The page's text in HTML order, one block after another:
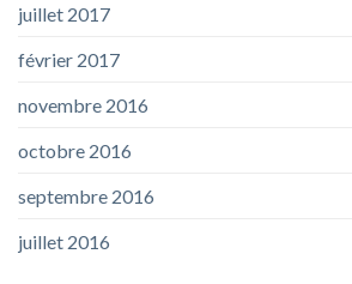
juillet 2017
février 2017
novembre 2016
octobre 2016
septembre 2016
juillet 2016